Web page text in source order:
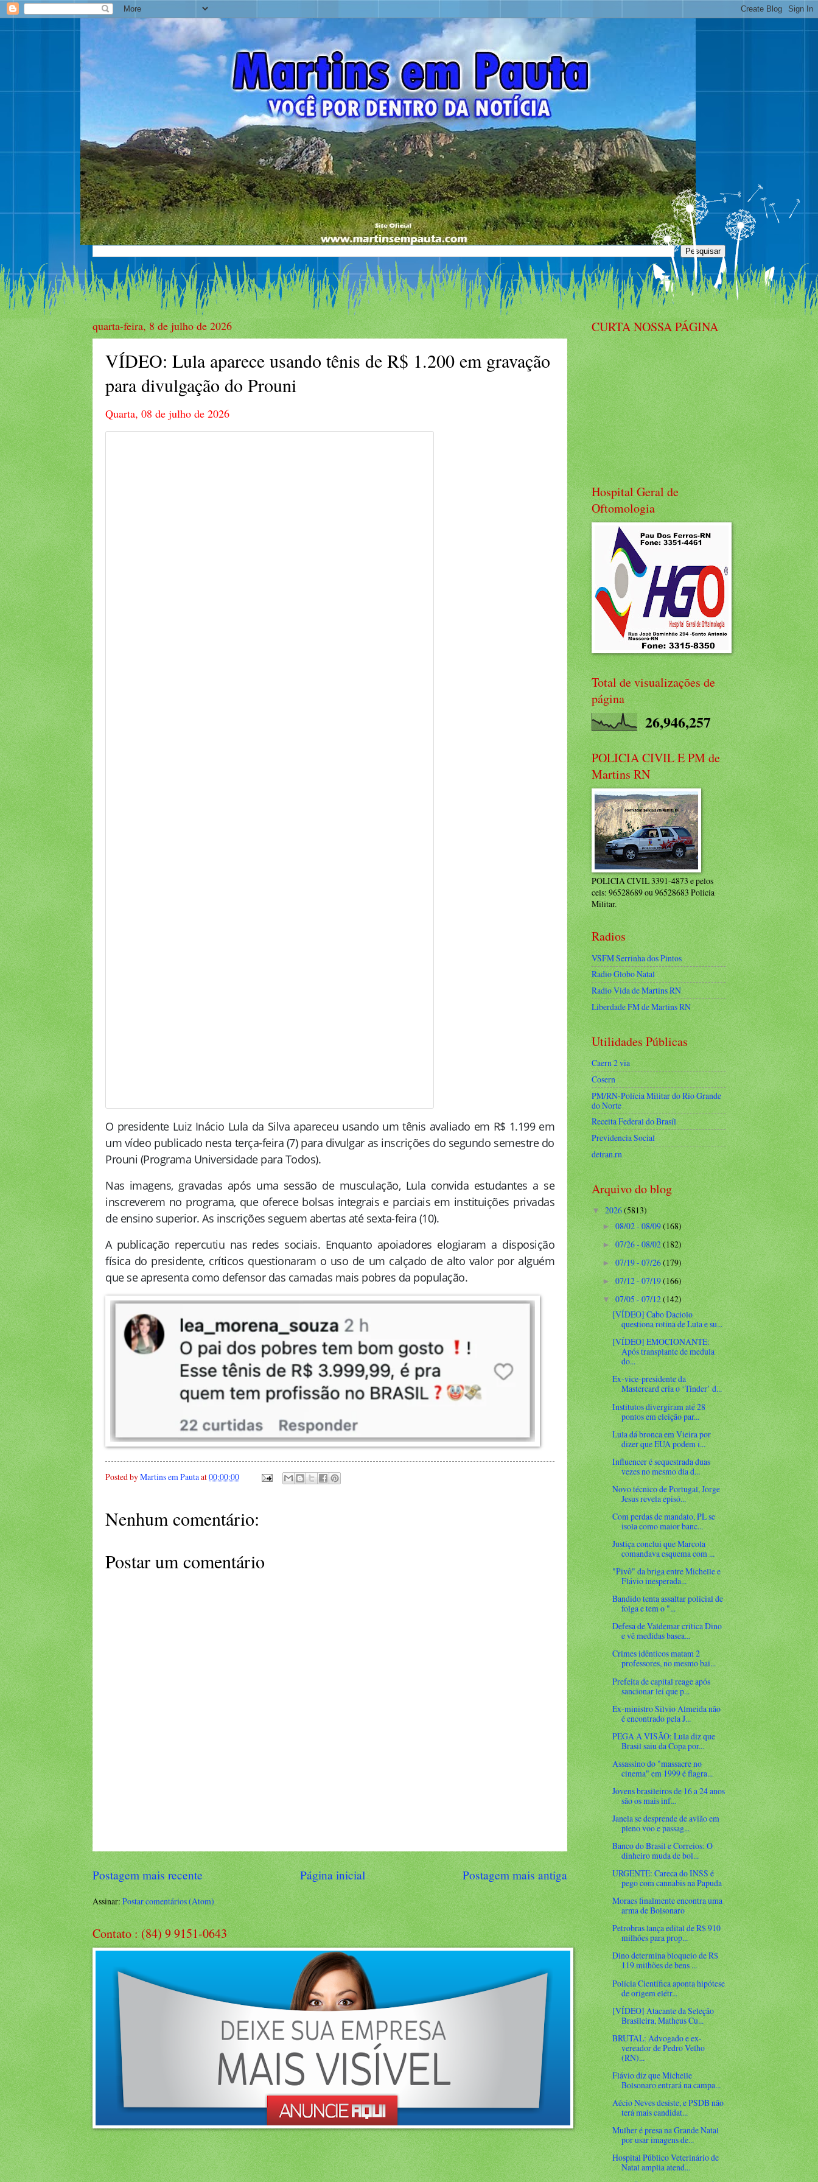
quarta-feira, 8 de julho de 2026
VÍDEO: Lula aparece usando tênis de R$ 1.200 em gravação
para divulgação do Prouni
Quarta, 08 de julho de 2026
O presidente Luiz Inácio Lula da Silva apareceu usando um tênis avaliado em R$ 1.199 em
um vídeo publicado nesta terça-feira (7) para divulgar as inscrições do segundo semestre do
Prouni (Programa Universidade para Todos).
Nas imagens, gravadas após uma sessão de musculação, Lula convida estudantes a se
inscreverem no programa, que oferece bolsas integrais e parciais em instituições privadas
de ensino superior. As inscrições seguem abertas até sexta-feira (10).
A publicação repercutiu nas redes sociais. Enquanto apoiadores elogiaram a disposição
física do presidente, críticos questionaram o uso de um calçado de alto valor por alguém
que se apresenta como defensor das camadas mais pobres da população.
Posted byMartins em Pauta at00:00:00
Nenhum comentário:
Postar um comentário
Postagem mais recente Postagem mais antiga
Página inicial
Assinar:Postar comentários (Atom)
Contato : (84) 9 9151-0643
CURTA NOSSA PÁGINA
Hospital Geral de
Oftomologia
Total de visualizações de
página
26,946,257
POLICIA CIVIL E PM de
Martins RN
POLICIA CIVIL 3391-4873 e pelos
cels: 96528689 ou 96528683 Policia
Militar.
Radios
VSFM Serrinha dos Pintos
Radio Globo Natal
Radio Vida de Martins RN
Liberdade FM de Martins RN
Utilidades Públicas
Caern 2 via
Cosern
PM/RN-Polícia Militar do Rio Grande
do Norte
Receita Federal do Brasíl
Previdencia Social
detran.rn
Arquivo do blog
▼2026(5813)
►08/02 - 08/09(168)
►07/26 - 08/02(182)
►07/19 - 07/26(179)
►07/12 - 07/19(166)
▼07/05 - 07/12(142)
[VÍDEO] Cabo Daciolo
questiona rotina de Lula e su...
[VÍDEO] EMOCIONANTE:
Após transplante de medula
do...
Ex-vice-presidente da
Mastercard cria o ‘Tinder’ d...
Institutos divergiram até 28
pontos em eleição par...
Lula dá bronca em Vieira por
dizer que EUA podem i...
Influencer é sequestrada duas
vezes no mesmo dia d...
Novo técnico de Portugal, Jorge
Jesus revela episó...
Com perdas de mandato, PL se
isola como maior banc...
Justiça conclui que Marcola
comandava esquema com ...
"Pivô" da briga entre Michelle e
Flávio inesperada...
Bandido tenta assaltar policial de
folga e tem o "...
Defesa de Valdemar critica Dino
e vê medidas basea...
Crimes idênticos matam 2
professores, no mesmo bai...
Prefeita de capital reage após
sancionar lei que p...
Ex-ministro Silvio Almeida não
é encontrado pela J...
PEGA A VISÃO: Lula diz que
Brasil saiu da Copa por...
Assassino do "massacre no
cinema" em 1999 é flagra...
Jovens brasileiros de 16 a 24 anos
são os mais inf...
Janela se desprende de avião em
pleno voo e passag...
Banco do Brasil e Correios: O
dinheiro muda de bol...
URGENTE: Careca do INSS é
pego com cannabis na Papuda
Moraes finalmente encontra uma
arma de Bolsonaro
Petrobras lança edital de R$ 910
milhões para prop...
Dino determina bloqueio de R$
119 milhões de bens ...
Polícia Científica aponta hipótese
de origem elétr...
[VÍDEO] Atacante da Seleção
Brasileira, Matheus Cu...
BRUTAL: Advogado e ex-
vereador de Pedro Velho
(RN)...
Flávio diz que Michelle
Bolsonaro entrará na campa...
Aécio Neves desiste, e PSDB não
terá mais candidat...
Mulher é presa na Grande Natal
por usar imagens de...
Hospital Público Veterinário de
Natal amplia atend...